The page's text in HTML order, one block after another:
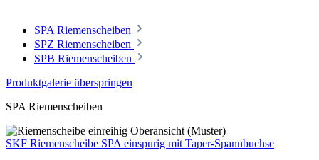
SPA Riemenscheiben
SPZ Riemenscheiben
SPB Riemenscheiben
Produktgalerie überspringen
SPA Riemenscheiben
SKF Riemenscheibe SPA einspurig mit Taper-Spannbuchse